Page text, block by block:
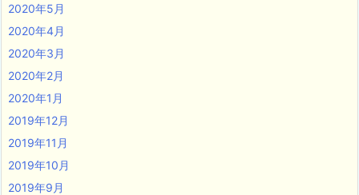
2020年5月
2020年4月
2020年3月
2020年2月
2020年1月
2019年12月
2019年11月
2019年10月
2019年9月